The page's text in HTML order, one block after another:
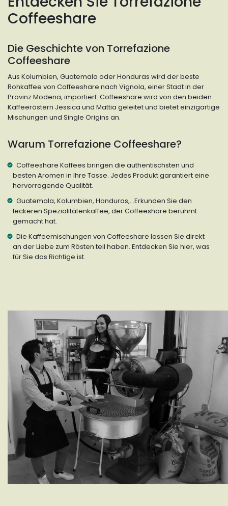
Coffeeshare
Die Geschichte von Torrefazione
Coffeeshare
Aus Kolumbien, Guatemala oder Honduras wird der beste
Rohkaffee von Coffeeshare nach Vignola, einer Stadt in der
Provinz Modena, importiert. Coffeeshare wird von den beiden
Kaffeeröstern Jessica und Mattia geleitet und bietet einzigartige
Mischungen und Single Origins an.
Warum Torrefazione Coffeeshare?
Coffeeshare Kaffees bringen die authentischsten und
besten Aromen in Ihre Tasse. Jedes Produkt garantiert eine
hervorragende Qualität.
Guatemala, Kolumbien, Honduras,...Erkunden Sie den
leckeren Spezialitätenkaffee, der Coffeeshare berühmt
gemacht hat.
Die Kaffeemischungen von Coffeeshare lassen Sie direkt
an der Liebe zum Rösten teil haben. Entdecken Sie hier, was
für Sie das Richtige ist.